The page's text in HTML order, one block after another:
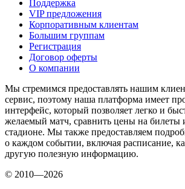
Поддержка
VIP предложения
Корпоративным клиентам
Большим группам
Регистрация
Договор оферты
О компании
Мы стремимся предоставлять нашим
сервис, поэтому наша платформа имеет
интерфейс, который позволяет легко и
желаемый матч, сравнить цены на билеты
стадионе. Мы также предоставляем
о каждом событии, включая расписание,
другую полезную информацию.
© 2010—2026